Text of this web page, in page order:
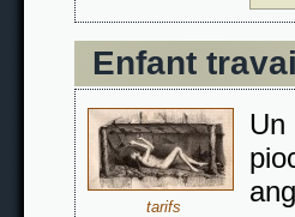
Enfant
tarifs